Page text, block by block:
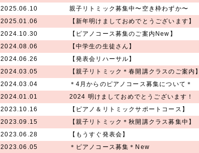
2025.06.10
親子リトミック募集中〜空き枠わずか〜
2025.01.06
【新年明けましておめでとうございます】
2024.10.30
【ピアノコース募集のご案内New】
2024.08.06
【中学生の生徒さん】
2024.06.26
【発表会リハーサル】
2024.03.05
【親子リトミック＊春開講クラスのご案内】
2024.03.04
＊4月からのピアノコース募集について＊
2024.01.01
2024 明けましておめでとうございます！
2023.10.16
【ピアノ＆リトミックサポートコース】
2023.09.15
【親子リトミック＊秋開講クラス募集中】
2023.06.28
【もうすぐ発表会】
2023.06.05
＊ピアノコース募集＊New